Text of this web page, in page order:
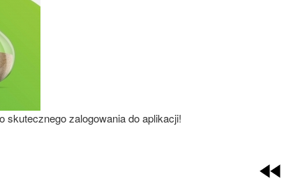
skutecznego zalogowania do aplikacji!